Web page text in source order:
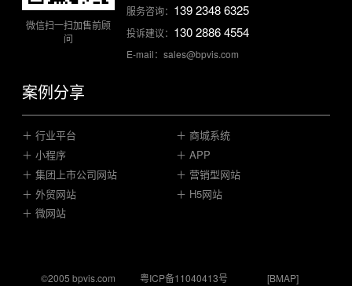
微信扫一扫加售前顾
问
服务咨询： 139 2348 6325
投诉建议： 130 2886 4554
E-mail：sales@bpvis.com
案例分享
＋ 行业平台
＋ 商城系统
＋ 小程序
＋ APP
＋ 集团上市公司网站
＋ 营销型网站
＋ 外贸网站
＋ H5网站
＋ 微网站
©2005 bpvis.com 粤ICP备11040413号 [BMAP]